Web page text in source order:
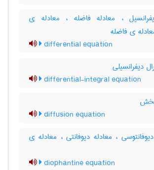
، معادله فاضله ، معادله ی
ی فاضله
differential equation
دیفرانسیلی
differential-integral equation
diffusion equation
، معادله دیوفانتی ، معادله ی
diophantine equation